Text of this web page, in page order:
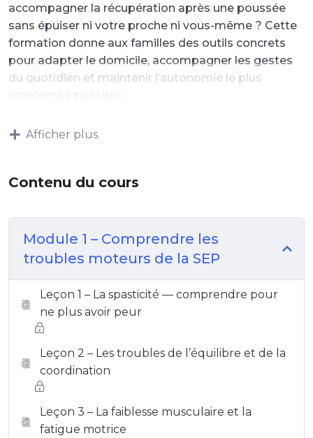
accompagner la récupération après une poussée
sans épuiser ni votre proche ni vous-même ? Cette
formation donne aux familles des outils concrets
pour adapter le domicile, accompagner les gestes
du quotidien et maintenir l’autonomie le plus
Afficher plus
Contenu du cours
Module 1 – Comprendre les
troubles moteurs de la SEP
Leçon 1 – La spasticité — comprendre pour
ne plus avoir peur
Leçon 2 – Les troubles de l’équilibre et de la
coordination
Leçon 3 – La faiblesse musculaire et la
fatigue motrice